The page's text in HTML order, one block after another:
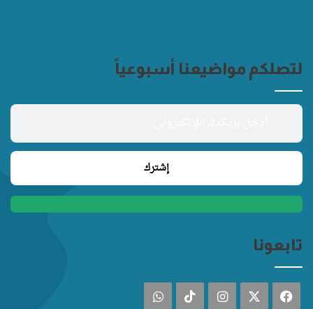
لتصلكم مواضيعنا أسبوعياً
تابعونا
فيسبوك انستقرام ‫TikTokواتساب